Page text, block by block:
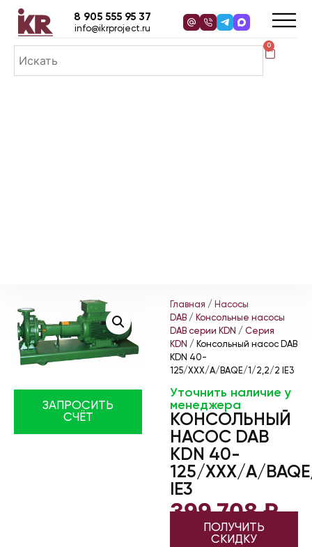
0
8 905 555 95 37
info@ikrproject.ru
ЗАПРОСИТЬ
СЧЁТ
Главная / Насосы
DAB / Консольные насосы
DAB серии KDN / Серия
KDN / Консольный насос DAB
KDN 40-
125/XXX/A/BAQE/1/2,2/2 IE3
Уточнить наличие у
менеджера
КОНСОЛЬНЫЙ
НАСОС DAB
KDN 40-
125/XXX/A/
IE3
399 708₽
ПОЛУЧИТЬ
СКИДКУ